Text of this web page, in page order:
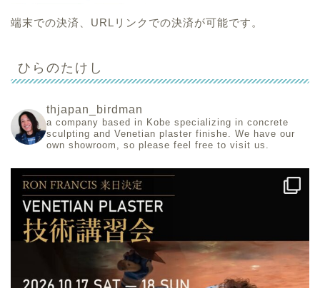
端末での決済、URLリンクでの決済が可能です。
ひらのたけし
thjapan_birdman
a company based in Kobe specializing in concrete
sculpting and Venetian plaster finishe.
We have our
own showroom, so please feel free to visit us.